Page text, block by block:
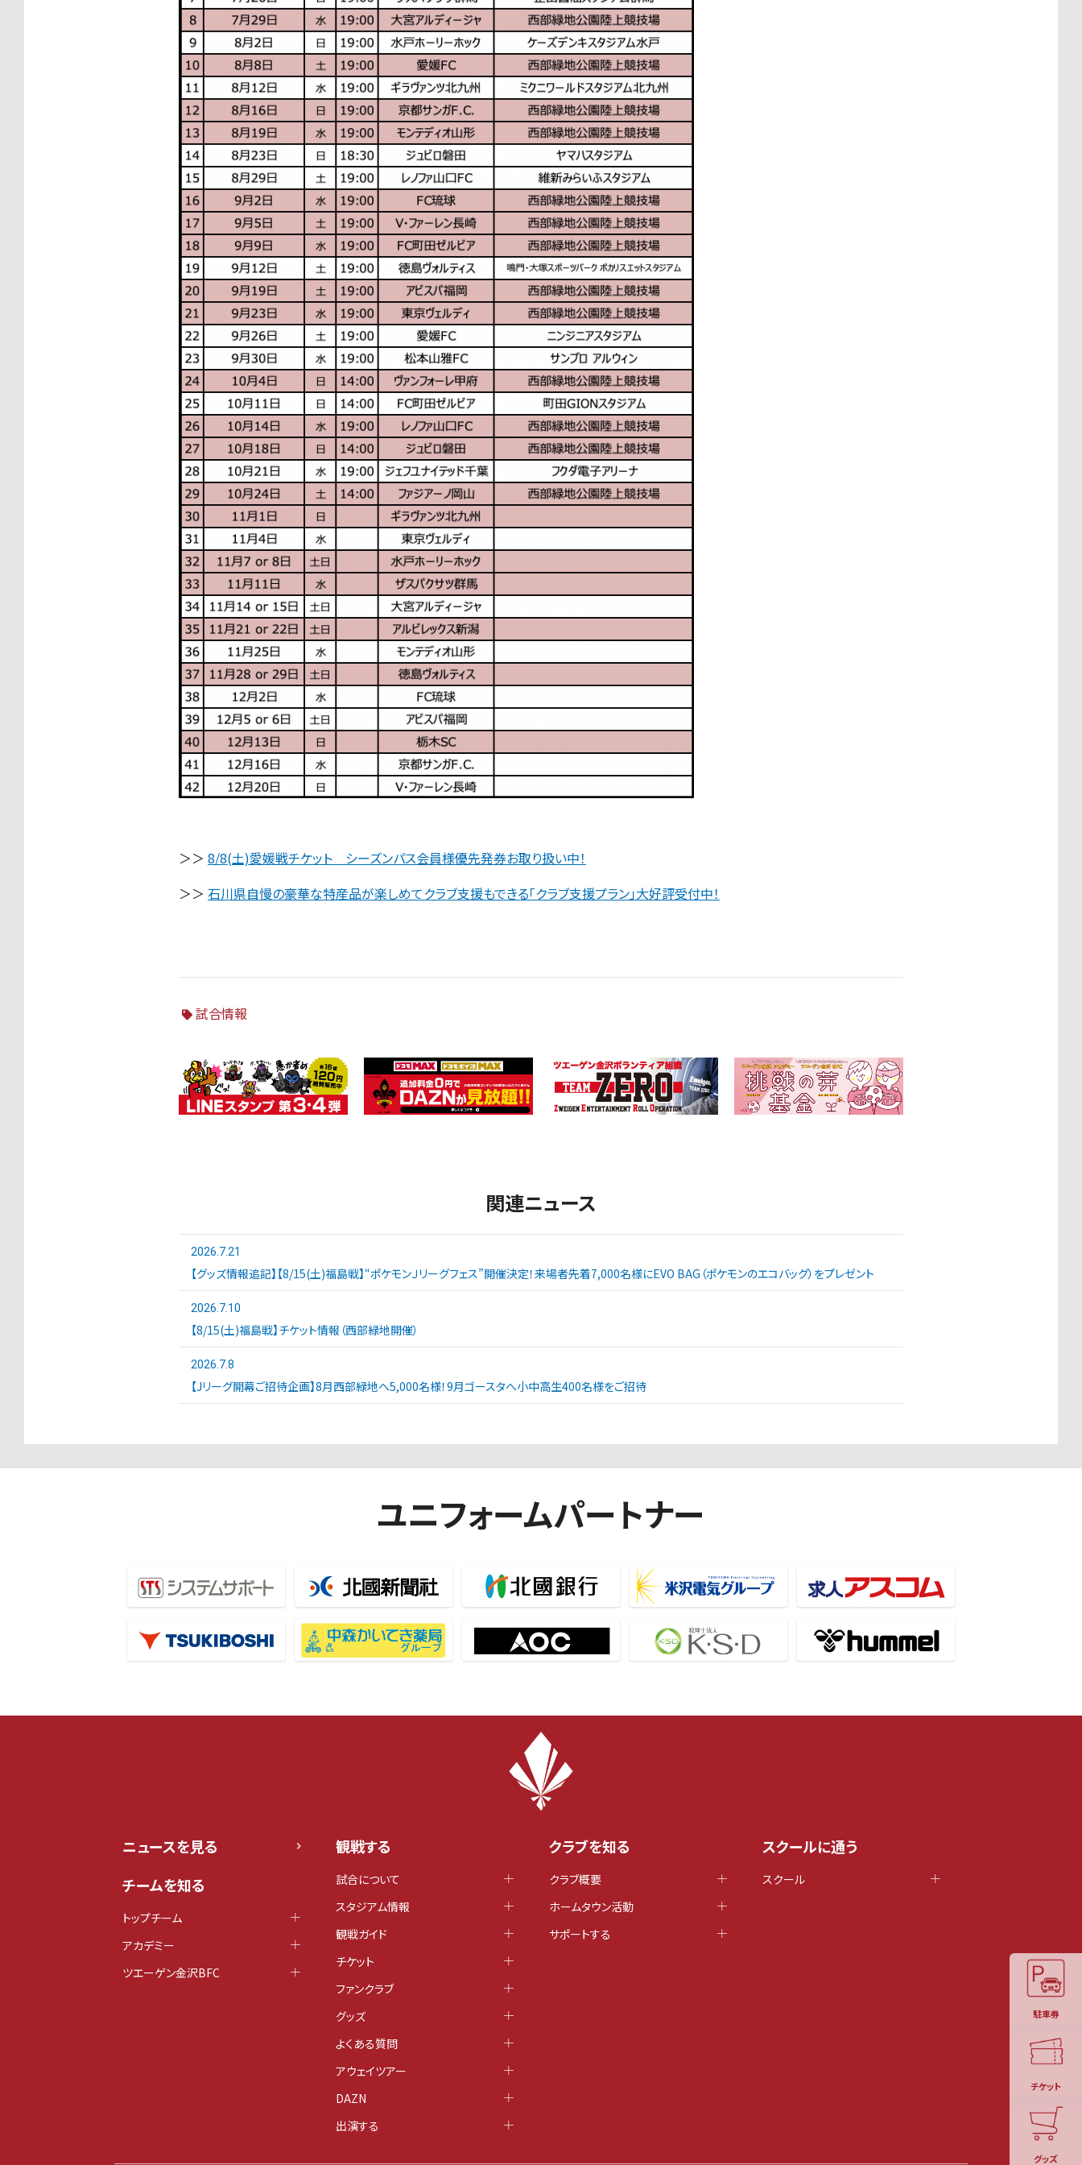
＞＞ 8/8(土)愛媛戦チケット シーズンパス会員様優先発券お取り扱い中！
＞＞ 石川県自慢の豪華な特産品が楽しめてクラブ支援もできる「クラブ支援プラン」大好評受付中！
試合情報
関連ニュース
2026.7.21
【グッズ情報追記】【8/15(土)福島戦】“ポケモンＪリーグフェス”開催決定！来場者先着7,000名様にEVO BAG（ポケモンのエコバッグ）をプレゼント
2026.7.10
【8/15(土)福島戦】チケット情報（西部緑地開催）
2026.7.8
【Jリーグ開幕ご招待企画】8月西部緑地へ5,000名様！9月ゴースタへ小中高生400名様をご招待
ユニフォームパートナー
駐車券
チケット
グッズ
ニュースを見る
チームを知る
トップチーム
アカデミー
ツエーゲン金沢BFC
観戦する
試合について
スタジアム情報
観戦ガイド
チケット
ファンクラブ
グッズ
よくある質問
アウェイツアー
DAZN
出演する
クラブを知る
クラブ概要
ホームタウン活動
サポートする
スクールに通う
スクール